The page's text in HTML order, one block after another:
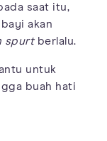
saat itu,
akan
spurtberlalu.
untuk
buah hati